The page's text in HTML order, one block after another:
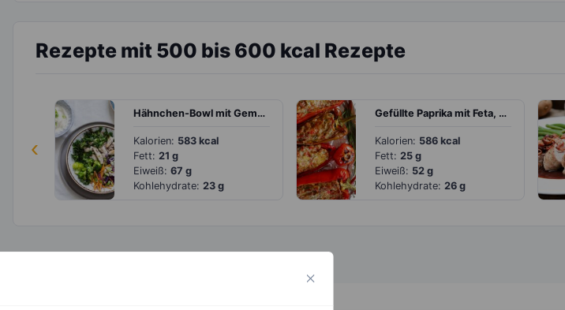
Rezepte mit 500 bis 600 kcal Rezepte
‹
Hähnchen-Bowl mit Gemüse und Dip
Kalorien: 583 kcal
Fett: 21 g
Eiweiß: 67 g
Kohlehydrate: 23 g
Gefüllte Paprika mit Feta, Tomaten und Peperoni
Kalorien: 586 kcal
Fett: 25 g
Eiweiß: 52 g
Kohlehydrate: 26 g